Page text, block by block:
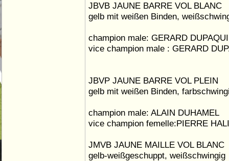
JBVB JAUNE BARRE VOL BLANC
gelb mit weißen Binden,
champion male: GERARD
vice champion male : GERARD
JBVP JAUNE BARRE VOL PLEIN
gelb mit weißen Binden,
champion male: ALAIN DUHAMEL
vice champion femelle:PIERRE
JMVB JAUNE MAILLE VOL BLANC
gelb-weißgeschuppt, weißschwingig